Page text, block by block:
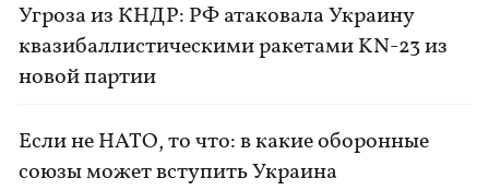
Угроза из КНДР: РФ атаковала Украину
квазибаллистическими ракетами KN-23 из
новой партии
Если не НАТО, то что: в какие оборонные
союзы может вступить Украина